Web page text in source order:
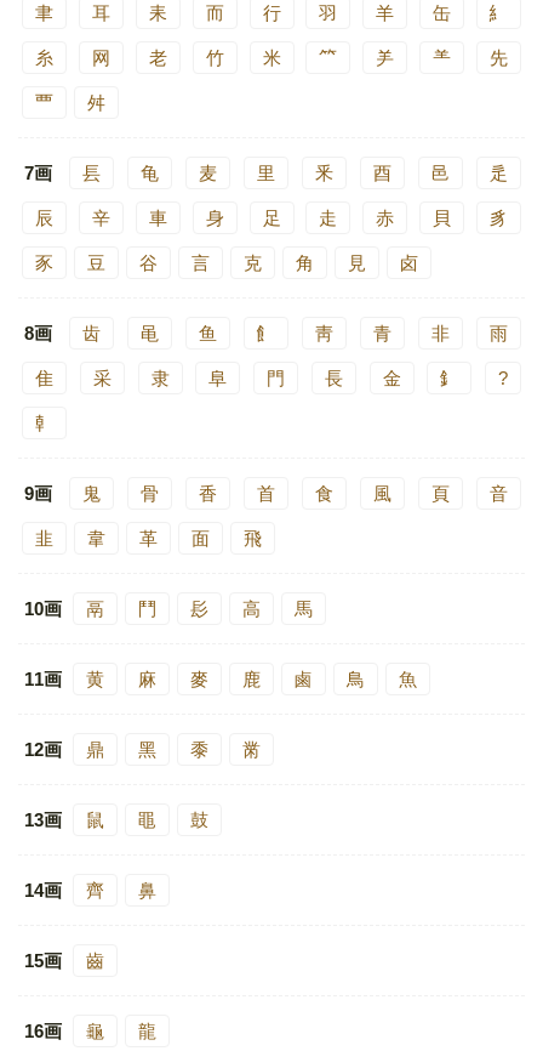
聿 耳 耒 而 行 羽 羊 缶 糹
糸 网 老 竹 米 ⺮ ⺶ ⺷ 先
覀 舛
7画 镸 龟 麦 里 釆 酉 邑 辵
辰 辛 車 身 足 走 赤 貝 豸
豕 豆 谷 言 克 角 見 卤
8画 齿 黾 鱼 飠 靑 青 非 雨
隹 采 隶 阜 門 長 金 釒 ?
龺
9画 鬼 骨 香 首 食 風 頁 音
韭 韋 革 面 飛
10画 鬲 鬥 髟 高 馬
11画 黄 麻 麥 鹿 鹵 鳥 魚
12画 鼎 黑 黍 黹
13画 鼠 黽 鼓
14画 齊 鼻
15画 齒
16画 龜 龍